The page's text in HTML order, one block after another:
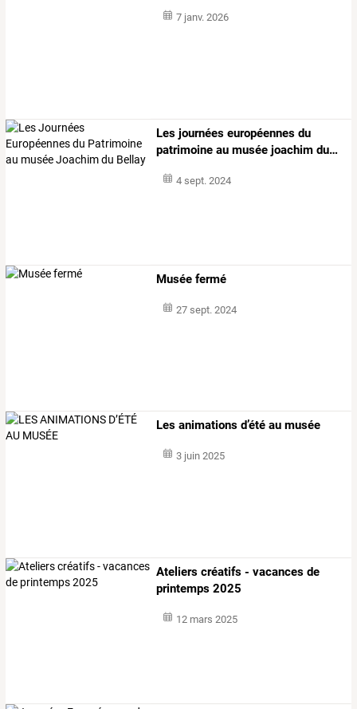
7 janv. 2026
Les journées européennes du
patrimoine au musée joachim du…
4 sept. 2024
Musée fermé
27 sept. 2024
Les animations d’été au musée
3 juin 2025
Ateliers créatifs - vacances de
printemps 2025
12 mars 2025